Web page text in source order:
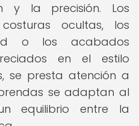
y la precisión. Los
ocultas, los
o los acabados
en el estilo
se presta atención a
se adaptan al
equilibrio entre la